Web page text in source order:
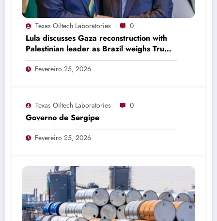
Texas Oiltech Laboratories 0
Lula discusses Gaza reconstruction with
Palestinian leader as Brazil weighs Trump
invitation
Fevereiro 25, 2026
Texas Oiltech Laboratories 0
Governo de Sergipe
Fevereiro 25, 2026